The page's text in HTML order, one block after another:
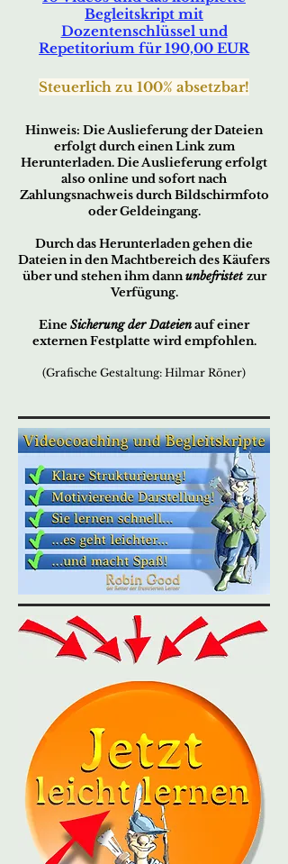
Begleitskript mit
Dozentenschlüssel und
Repetitorium für 190,00 EUR
Steuerlich zu 100% absetzbar!
Hinweis: Die Auslieferung der Dateien
erfolgt durch einen Link zum
Herunterladen. Die Auslieferung erfolgt
also online und sofort nach
Zahlungsnachweis durch Bildschirmfoto
oder Geldeingang.
Durch das Herunterladen gehen die
Dateien in den Machtbereich des Käufers
über und stehen ihm dannunbefristetzur
Verfügung.
Eine Sicherung der Dateienauf einer
externen Festplatte wird empfohlen.
(Grafische Gestaltung: Hilmar Röner)